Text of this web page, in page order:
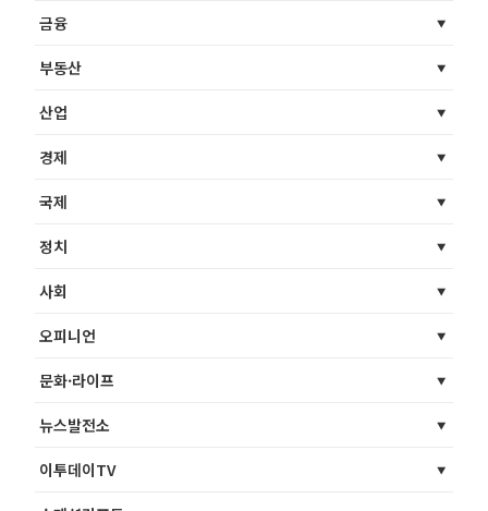
금융
부동산
산업
경제
국제
정치
사회
오피니언
문화·라이프
뉴스발전소
이투데이TV